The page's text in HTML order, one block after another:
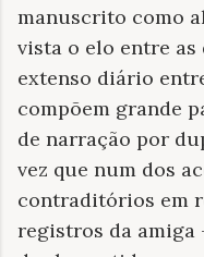
manuscrito como
vista o elo entre as
extenso diário
compõem grande
de narração por
vez que num dos
contraditórios em
registros da amiga